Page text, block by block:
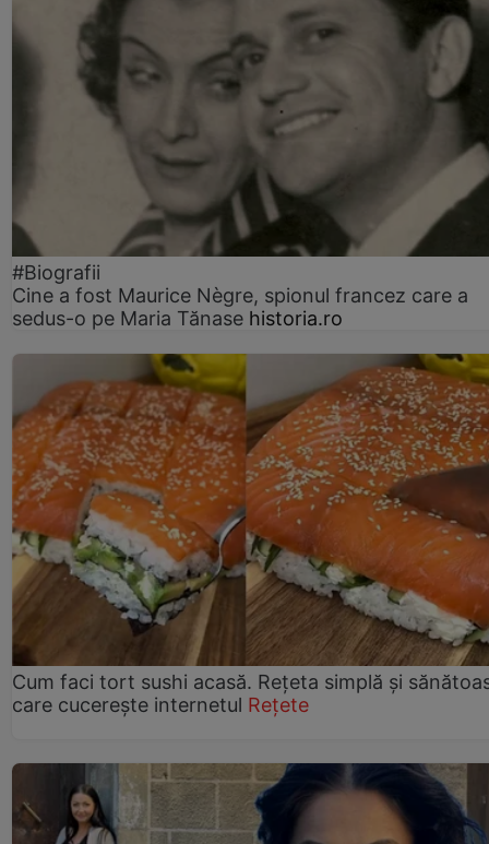
#Biografii
Cine a fost Maurice Nègre, spionul francez care a
sedus-o pe Maria Tănase historia.ro
Cum faci tort sushi acasă. Rețeta simplă și
care cucerește internetul Rețete